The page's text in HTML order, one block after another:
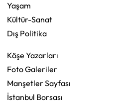
Yaşam
Kültür-Sanat
Dış Politika
Köşe Yazarları
Foto Galeriler
Manşetler Sayfası
İstanbul Borsası